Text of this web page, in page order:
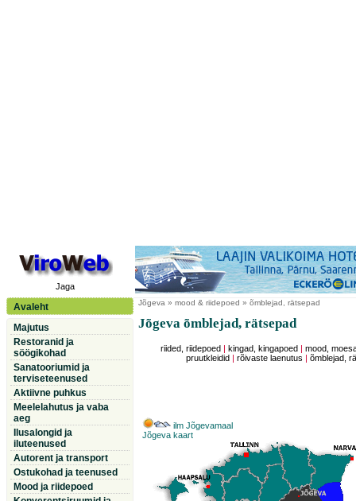
Jaga
Avaleht
Majutus
Restoranid ja
söögikohad
Sanatooriumid ja
terviseteenused
Aktiivne puhkus
Meelelahutus ja vaba
aeg
Ilusalongid ja
iluteenused
Autorent ja transport
Ostukohad ja teenused
Mood ja riidepoed
Jõgeva » mood & riidepoed » õmblejad, rätsepad
Jõgeva õmblejad, rätsepad
riided, riidepoed kingad, kingapoed |mood,
pruutkleidid
rõivaste laenutus õmblejad,
ilm Jõgevamaal
Jõgeva kaart